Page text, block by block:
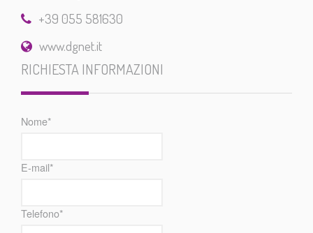
+39 055 581630
www.dgnet.it
RICHIESTA INFORMAZIONI
Nome*
E-mail*
Telefono*